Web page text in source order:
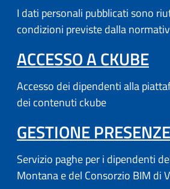
I dati personali pubblicati sono
condizioni previste dalla
ACCESSO A CKUBE
Accesso dei dipendenti alla
dei contenuti ckube
GESTIONE PRESENZE
Servizio paghe per i dipendenti
Montana e del Consorzio BIM di